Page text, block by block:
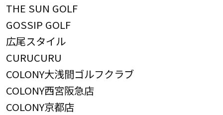
THE SUN GOLF
GOSSIP GOLF
広尾スタイル
CURUCURU
COLONY大浅間ゴルフクラブ
COLONY西宮阪急店
COLONY京都店